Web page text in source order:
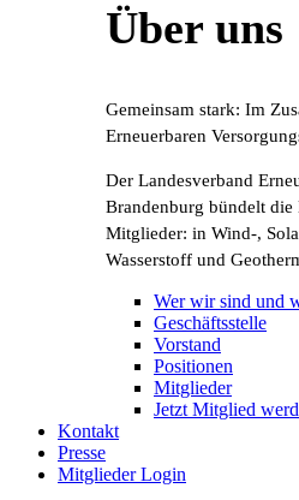
Über uns
Gemeinsam stark: Im
Erneuerbaren
Der Landesverband
Brandenburg bündelt die
Mitglieder: in Wind-,
Wasserstoff und
Wer wir sind und
Geschäftsstelle
Vorstand
Positionen
Mitglieder
Jetzt Mitglied
Kontakt
Presse
Mitglieder Login